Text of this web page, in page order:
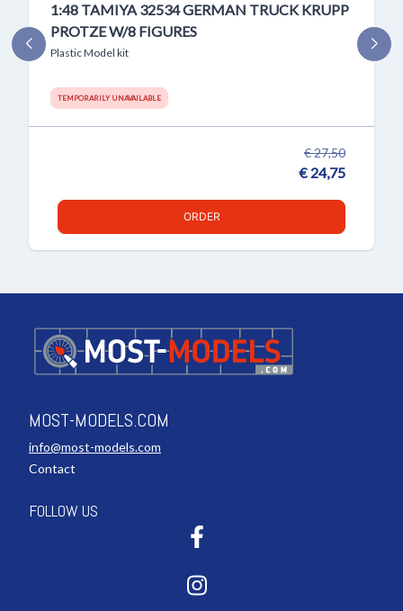
1:48 TAMIYA 32534 GERMAN TRUCK KRUPP
PROTZE W/8 FIGURES
Plastic Model kit
TEMPORARILY UNAVAILABLE
€ 27,50
€ 24,75
ORDER
MOST-MODELS.COM
info@most-models.com
Contact
FOLLOW US